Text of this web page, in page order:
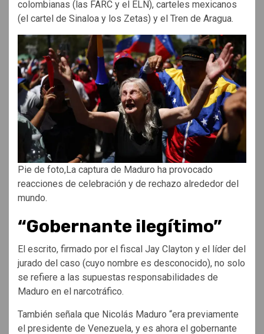
colombianas (las FARC y el ELN), carteles mexicanos
(el cartel de Sinaloa y los Zetas) y el Tren de Aragua.
Pie de foto,La captura de Maduro ha provocado
reacciones de celebración y de rechazo alrededor del
mundo.
“Gobernante ilegítimo”
El escrito, firmado por el fiscal Jay Clayton y el líder del
jurado del caso (cuyo nombre es desconocido), no solo
se refiere a las supuestas responsabilidades de
Maduro en el narcotráfico.
También señala que Nicolás Maduro “era previamente
el presidente de Venezuela, y es ahora el gobernante